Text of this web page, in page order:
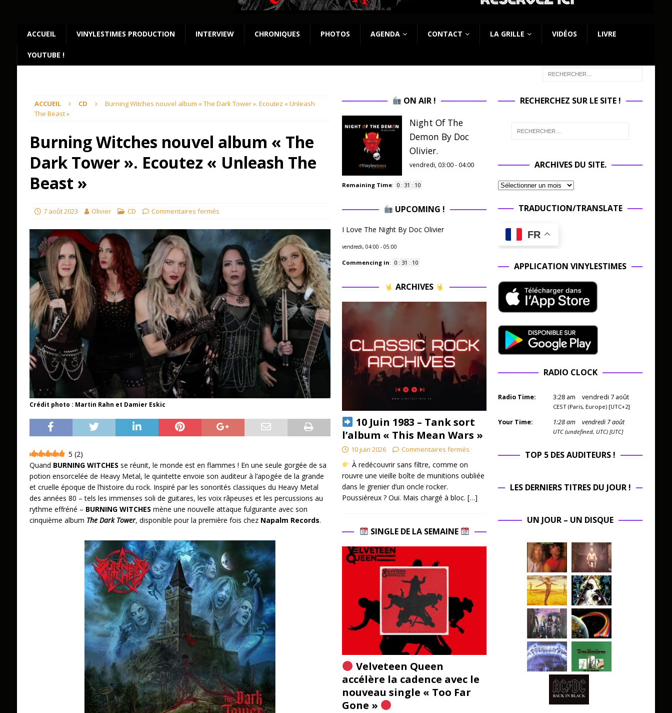
ACCUEIL VINYLESTIMES PRODUCTION INTERVIEW CHRONIQUES PHOTOS AGENDA CONTACT LA GRILLE VIDÉOS LIVRE
YOUTUBE !
ACCUEIL CD
Burning Witches nouvel album « The Dark Tower ». Ecoutez « Unleash
The Beast »
Burning Witches nouvel album « The
Dark Tower ». Ecoutez « Unleash The
Beast »
7 août 2023 Olivier CD Commentaires fermés
Crédit photo : Martin Rahn et Damier Eskic
5 (2)
Quand BURNING WITCHES se réunit, le monde est en flammes ! En une seule gorgée de sa
potion ensorcelée de Heavy Metal, le quintette envoie son auditeur à l’apogée de la grande
et cruelle époque de l’histoire du rock. Inspiré par les sonorités classiques du Heavy Metal
des années 80 – tels les immenses soli de guitares, les voix râpeuses et les percussions au
rythme effréné – BURNING WITCHES mène une nouvelle attaque fulgurante avec son
cinquième album The Dark Tower, disponible pour la première fois chez Napalm Records.
ON AIR !
Night Of The
Demon By Doc
Olivier.
vendredi, 03:00 - 04:00
Remaining Time: 0 : 31 : 09
UPCOMING !
I Love The Night By Doc Olivier
vendredi, 04:00 - 05:00
Commencing in: 0 : 31 : 09
ARCHIVES
10 Juin 1983 – Tank sort
l’album « This Mean Wars »
10 juin 2026 Commentaires fermés
À redécouvrir sans filtre, comme on
rouvre une vieille boîte de munitions oubliée
dans le grenier d’un oncle rocker.
Poussiéreux ? Oui. Mais chargé à bloc. […]
SINGLE DE LA SEMAINE
Velveteen Queen
accélère la cadence avec le
nouveau single « Too Far
Gone »
RECHERCHEZ SUR LE SITE !
ARCHIVES DU SITE.
TRADUCTION/TRANSLATE
FR
APPLICATION VINYLESTIMES
RADIO CLOCK
Radio Time: 3:28 am vendredi 7 août
CEST (Paris, Europe) [UTC+2]
Your Time: 1:28am vendredi 7 août
UTC (undefined, UTC) [UTC]
TOP 5 DES AUDITEURS !
LES DERNIERS TITRES DU JOUR !
UN JOUR – UN DISQUE